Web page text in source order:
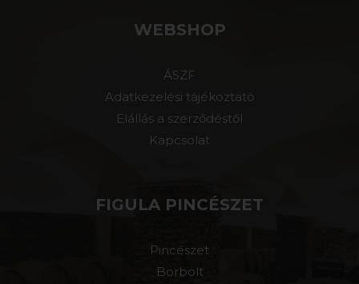
WEBSHOP
ÁSZF
Adatkezelési tájékoztató
Elállás a szerződéstől
Kapcsolat
FIGULA PINCÉSZET
Pincészet
Borbolt